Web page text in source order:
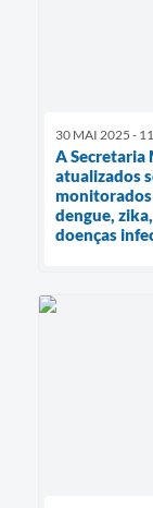
30 MAI 2025 -
A Secretaria
atualizados
dengue,
doenças